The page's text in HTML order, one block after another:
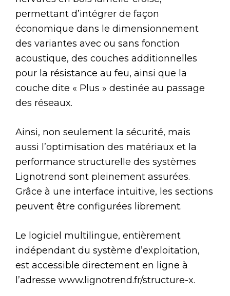
permettant d’intégrer de façon
économique dans le dimensionnement
des variantes avec ou sans fonction
acoustique, des couches additionnelles
pour la résistance au feu, ainsi que la
couche dite « Plus » destinée au passage
des réseaux.
Ainsi, non seulement la sécurité, mais
aussi l’optimisation des matériaux et la
performance structurelle des systèmes
Lignotrend sont pleinement assurées.
Grâce à une interface intuitive, les sections
peuvent être configurées librement.
Le logiciel multilingue, entièrement
indépendant du système d’exploitation,
est accessible directement en ligne à
l’adresse www.lignotrend.fr/structure-x.